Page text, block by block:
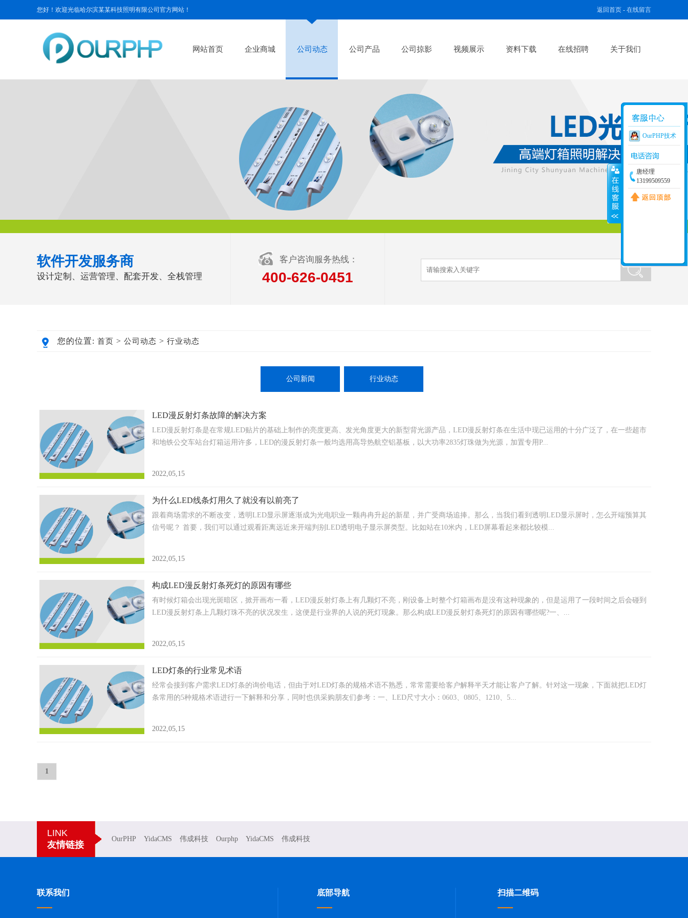
您好！欢迎光临哈尔滨某某科技照明有限公司官方网站！ 返回首页 - 在线留言
网站首页 企业商城 公司动态 公司产品 公司掠影 视频展示 资料下载 在线招聘 关于我们
软件开发服务商
设计定制、运营管理、配套开发、全栈管理
客户咨询服务热线：
400-626-0451
您的位置: 首页 > 公司动态 > 行业动态
公司新闻 行业动态
LED漫反射灯条故障的解决方案
LED漫反射灯条是在常规LED贴片的基础上制作的亮度更高、发光角度更大的新型背光源产品，LED漫反射灯条在生活中现已运用的十分广泛了，在一些超市
和地铁公交车站台灯箱运用许多，LED的漫反射灯条一般均选用高导热航空铝基板，以大功率2835灯珠做为光源，加置专用P...
2022,05,15
为什么LED线条灯用久了就没有以前亮了
跟着商场需求的不断改变，透明LED显示屏逐渐成为光电职业一颗冉冉升起的新星，并广受商场追捧。那么，当我们看到透明LED显示屏时，怎么开端预算其
信号呢？ 首要，我们可以通过观看距离远近来开端判别LED透明电子显示屏类型。比如站在10米内，LED屏幕看起来都比较模...
2022,05,15
构成LED漫反射灯条死灯的原因有哪些
有时候灯箱会出现光斑暗区，掀开画布一看，LED漫反射灯条上有几颗灯不亮，刚设备上时整个灯箱画布是没有这种现象的，但是运用了一段时间之后会碰到
LED漫反射灯条上几颗灯珠不亮的状况发生，这便是行业界的人说的死灯现象。那么构成LED漫反射灯条死灯的原因有哪些呢?一、...
2022,05,15
LED灯条的行业常见术语
经常会接到客户需求LED灯条的询价电话，但由于对LED灯条的规格术语不熟悉，常常需要给客户解释半天才能让客户了解。针对这一现象，下面就把LED灯
条常用的5种规格术语进行一下解释和分享，同时也供采购朋友们参考：一、LED尺寸大小：0603、0805、1210、5...
2022,05,15
1
LINK
友情链接
OurPHP YidaCMS 伟成科技 Ourphp YidaCMS 伟成科技
联系我们 底部导航 扫描二维码
OurPHP技术
唐经理
13199509559